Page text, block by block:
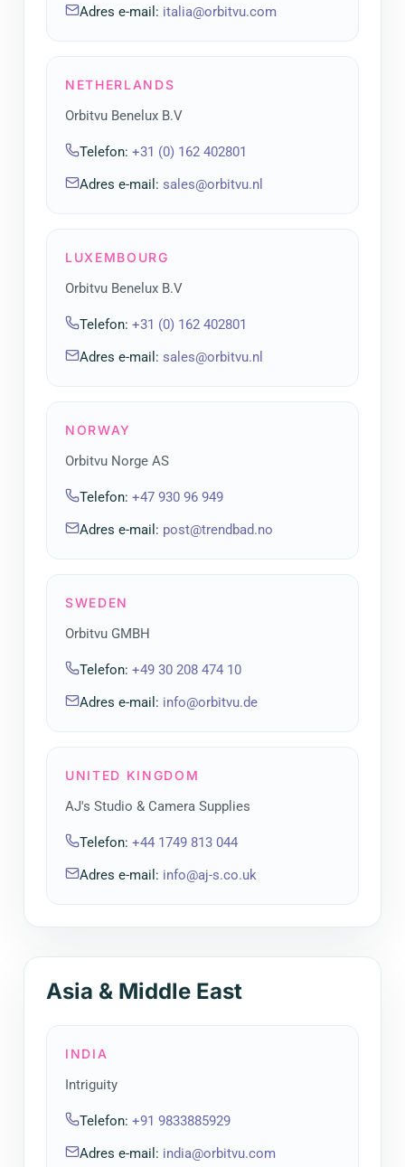
Adres e-mail : italia@orbitvu.com
NETHERLANDS
Orbitvu Benelux B.V
Telefon: +31 (0) 162 402801
Adres e-mail : sales@orbitvu.nl
LUXEMBOURG
Orbitvu Benelux B.V
Telefon: +31 (0) 162 402801
Adres e-mail : sales@orbitvu.nl
NORWAY
Orbitvu Norge AS
Telefon: +47 930 96 949
Adres e-mail : post@trendbad.no
SWEDEN
Orbitvu GMBH
Telefon: +49 30 208 474 10
Adres e-mail : info@orbitvu.de
UNITED KINGDOM
AJ's Studio & Camera Supplies
Telefon: +44 1749 813 044
Adres e-mail : info@aj-s.co.uk
Asia & Middle East
INDIA
Intriguity
Telefon: +91 9833885929
Adres e-mail : india@orbitvu.com